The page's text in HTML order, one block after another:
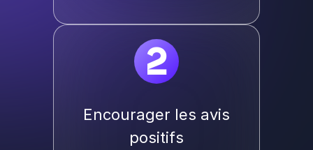
2
Encourager les avis
positifs